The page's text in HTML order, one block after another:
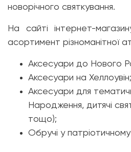
новорічного святкування.
На сайті інтернет-
асортимент різноманітної
Аксесуари до Нового
Аксесуари на Хеллоувін;
Аксесуари для
Народження, дитячі
тощо);
Обручі у